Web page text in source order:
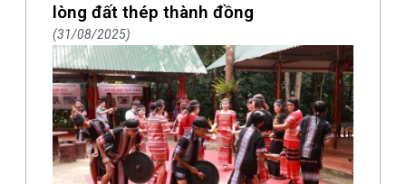
lòng đất thép thành đồng
31/08/2025